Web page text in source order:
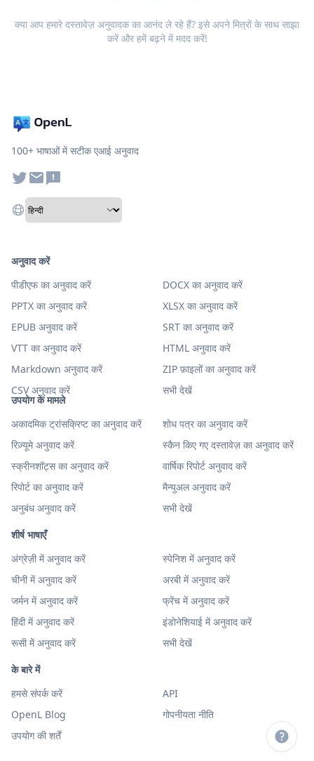
क्या आप हमारे दस्तावेज़ अनुवादक का आनंद ले रहे हैं? इसे अपने मित्रों के साथ साझा
करें और हमें बढ़ने में मदद करें!
100+ भाषाओं में सटीक एआई अनुवाद
उपयोग के मामले
अकादमिक ट्रांसक्रिप्ट का अनुवाद करें
शोध पत्र का अनुवाद करें
रिज़्यूमे अनुवाद करें
स्कैन किए गए दस्तावेज़ का अनुवाद करें
स्क्रीनशॉट्स का अनुवाद करें
वार्षिक रिपोर्ट अनुवाद करें
रिपोर्ट का अनुवाद करें
मैन्युअल अनुवाद करें
अनुबंध अनुवाद करें
सभी देखें
शीर्ष भाषाएँ
अंग्रेज़ी में अनुवाद करें
स्पेनिश में अनुवाद करें
चीनी में अनुवाद करें
अरबी में अनुवाद करें
जर्मन में अनुवाद करें
फ्रेंच में अनुवाद करें
हिंदी में अनुवाद करें
इंडोनेशियाई में अनुवाद करें
रूसी में अनुवाद करें
सभी देखें
अनुवाद करें
पीडीएफ का अनुवाद करें
DOCX का अनुवाद करें
PPTX का अनुवाद करें
XLSX का अनुवाद करें
EPUB अनुवाद करें
SRT का अनुवाद करें
VTT का अनुवाद करें
HTML अनुवाद करें
Markdown अनुवाद करें
ZIP फ़ाइलों का अनुवाद करें
CSV अनुवाद करें
सभी देखें
के बारे में
हमसे संपर्क करें
API
OpenL Blog
गोपनीयता नीति
उपयोग की शर्तें